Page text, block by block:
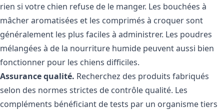
rien si votre chien refuse de le manger. Les bouchées à
mâcher aromatisées et les comprimés à croquer sont
généralement les plus faciles à administrer. Les poudres
mélangées à de la nourriture humide peuvent aussi bien
fonctionner pour les chiens difficiles.
Assurance qualité. Recherchez des produits fabriqués
selon des normes strictes de contrôle qualité. Les
compléments bénéficiant de tests par un organisme tiers